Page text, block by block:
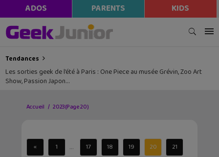
ADOS PARENTS KIDS
Tendances
Les sorties geek de l’été à Paris : One Piece au musée Grévin, Zoo Art
Show, Passion Japon…
Accueil 2023(Page 20)
« 1 ... 17 18 19 20 21